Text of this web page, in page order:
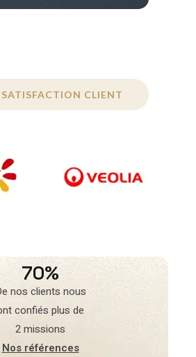
CLIENT
70%
nos clients nous
confiés plus de
2 missions
Nos références